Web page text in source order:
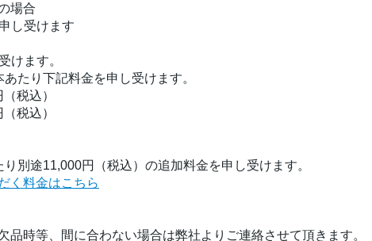
場合
し受けます
けます。
たり下記料金を申し受けます。
税込）
税込）
別途11,000円（税込）の追加料金を申し受けます。
く料金はこちら
品時等、間に合わない場合は弊社よりご連絡させて頂きます。